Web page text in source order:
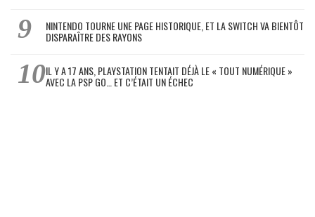
NINTENDO TOURNE UNE PAGE HISTORIQUE, ET LA SWITCH VA BIENTÔT
DISPARAÎTRE DES RAYONS
IL Y A 17 ANS, PLAYSTATION TENTAIT DÉJÀ LE « TOUT NUMÉRIQUE »
AVEC LA PSP GO… ET C’ÉTAIT UN ÉCHEC